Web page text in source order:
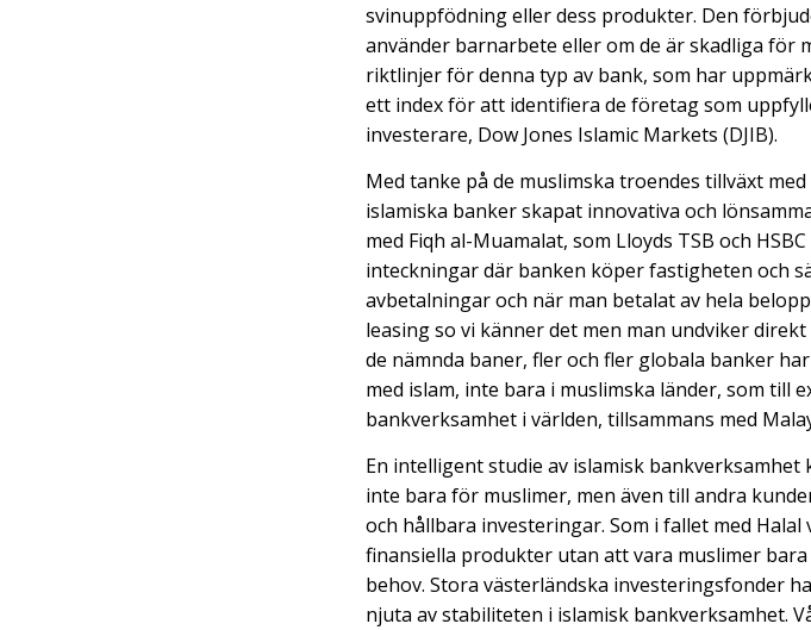
svinuppfödning eller dess produkter. Den
använder barnarbete eller om de är skadliga för
riktlinjer för denna typ av bank, som har
ett index för att identifiera de företag som
investerare, Dow Jones Islamic Markets (DJIB).
Med tanke på de muslimska troendes tillväxt
islamiska banker skapat innovativa och
med Fiqh al-Muamalat, som Lloyds TSB och
inteckningar där banken köper fastigheten och
avbetalningar och när man betalat av hela
leasing so vi känner det men man undviker
de nämnda baner, fler och fler globala banker
med islam, inte bara i muslimska länder, som till
bankverksamhet i världen, tillsammans med
En intelligent studie av islamisk
inte bara för muslimer, men även till andra
och hållbara investeringar. Som i fallet med
finansiella produkter utan att vara muslimer
behov. Stora västerländska investeringsfonder
njuta av stabiliteten i islamisk bankverksamhet.